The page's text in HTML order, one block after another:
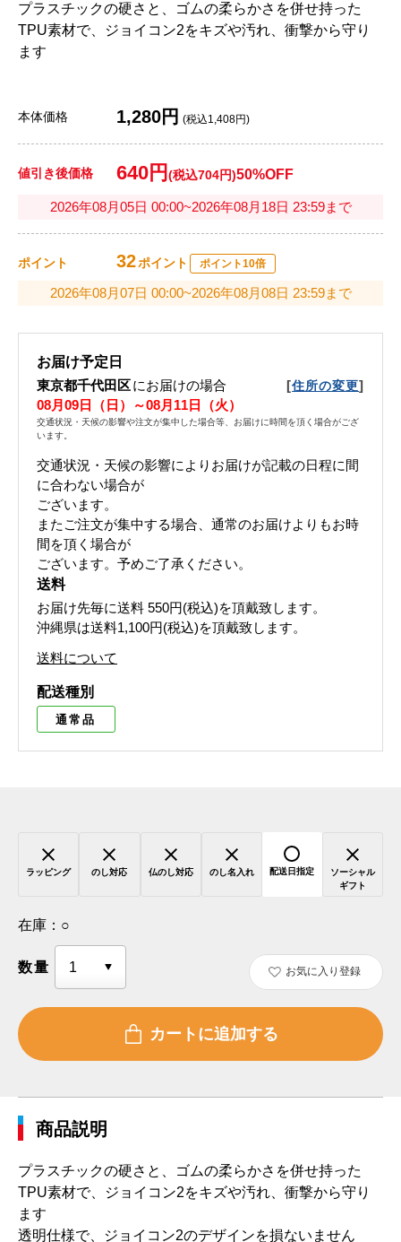
プラスチックの硬さと、ゴムの柔らかさを併せ持った
TPU素材で、ジョイコン2をキズや汚れ、衝撃から守り
ます
本体価格 1,280円 (税込1,408円)
値引き後価格 640円 (税込704円)50%OFF
2026年08月05日 00:00~2026年08月18日 23:59まで
ポイント 32ポイント ポイント10倍
2026年08月07日 00:00~2026年08月08日 23:59まで
お届け予定日
東京都千代田区にお届けの場合 [住所の変更]
08月09日（日）～08月11日（火）
交通状況・天候の影響や注文が集中した場合等、お届けに時間を頂く場合がござ
います。
交通状況・天候の影響によりお届けが記載の日程に間
に合わない場合が
ございます。
またご注文が集中する場合、通常のお届けよりもお時
間を頂く場合が
ございます。 予めご了承ください。
送料
お届け先毎に送料 550円(税込)を頂戴致します。
沖縄県は送料1,100円(税込)を頂戴致します。
送料について
配送種別
通常品
ラッピング のし対応 仏のし対応 のし名入れ 配送日指定
ソーシャル
ギフト
在庫： ○
数量 お気に入り登録
商品説明
プラスチックの硬さと、ゴムの柔らかさを併せ持った
TPU素材で、ジョイコン2をキズや汚れ、衝撃から守り
ます
透明仕様で、ジョイコン2のデザインを損ないません